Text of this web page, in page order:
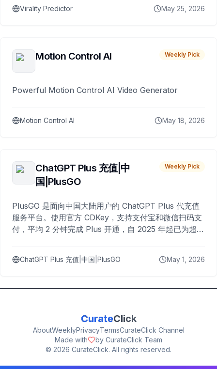
Virality Predictor May 25, 2026
Motion Control AI Weekly Pick
Powerful Motion Control AI Video Generator
Motion Control AI May 18, 2026
ChatGPT Plus 充值|中
国|PlusGO
Weekly Pick
PlusGO 是面向中国大陆用户的 ChatGPT Plus 代充值
服务平台。使用官方 CDKey，支持支付宝和微信扫码支
付，平均 2 分钟完成 Plus 开通，自 2025 年起已为超过
ChatGPT Plus 充值|中国|PlusGO May 1, 2026
CurateClick
AboutWeeklyPrivacyTermsCurateClick Channel
Made with
by CurateClick Team
© 2026 CurateClick. All rights reserved.